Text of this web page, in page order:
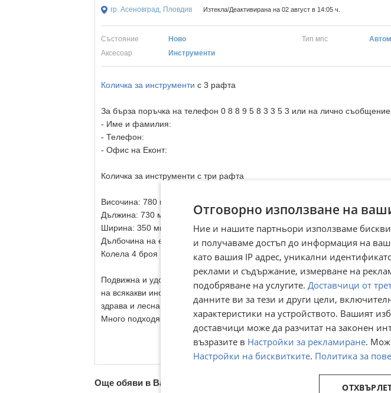
гр. Асеновград, Пловдив Изтекла/Деактивирана на 02 август в 14:05 ч.
Състояние Ново Тип мпс
Aксесоар
Инструменти
Количка за инструменти с 3 рафта
За бърза поръчка на телефон 0 8 8 9 5 8 3 3 5 3 или на лично съобщение
- Име и фамилия:
- Телефон:
- Офис на Еконт:
Количка за инструменти с три рафта
Височина: 780 мм
Дължина: 730 мм
Ширина: 350 мм
Дълбочина на етажерката: 40 мм
Колела 4 броя
Подвижна и удобна сервизна количка с 3 рафта за съхранение и
на всякакви инструменти. Изработена е от висококачествени материали,
здрава и лесна за придвижване благодарение на 4 колела и удобна
Много подходяща за сервизи и работилници.
Още обяви в Bazar.BG
Отговорно използване на
Ние и нашите партньори използваме
и получаваме достъп до информация на
като вашия IP адрес, уникални
реклами и съдържание, измерване на
подобряване на услугите. Доставчици от
данните ви за тези и други цели,
характеристики на устройството. Вашият
доставчици може да разчитат на законен
възразите в Настройки за рекламиране.
Настройки на бисквитките. Политика за